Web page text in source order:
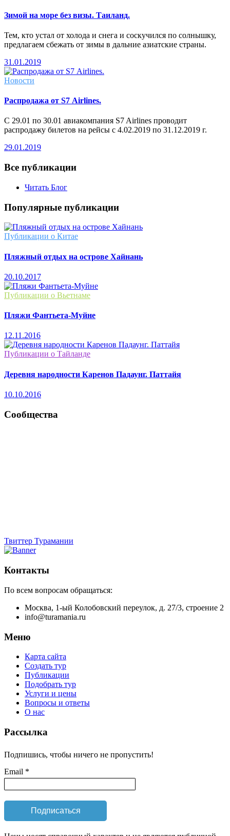
Зимой на море без визы. Таиланд.
Тем, кто устал от холода и снега и соскучился по солнышку,
предлагаем сбежать от зимы в дальние азиатские страны.
31.01.2019
Новости
Распродажа от S7 Airlines.
С 29.01 по 30.01 авиакомпания S7 Airlines проводит
распродажу билетов на рейсы с 4.02.2019 по 31.12.2019 г.
29.01.2019
Все публикации
Читать Блог
Популярные публикации
Публикации о Китае
Пляжный отдых на острове Хайнань
20.10.2017
Публикации о Вьетнаме
Пляжи Фантьета-Муйне
12.11.2016
Публикации о Тайланде
Деревня народности Каренов Падаунг. Паттайя
10.10.2016
Сообщества
Твиттер Турамании
Контакты
По всем вопросам обращаться:
Москва, 1-ый Колобовский переулок, д. 27/3, строение 2
info@turamania.ru
Меню
Карта сайта
Создать тур
Публикации
Подобрать тур
Услуги и цены
Вопросы и ответы
О нас
Рассылка
Подпишись, чтобы ничего не пропустить!
Email *